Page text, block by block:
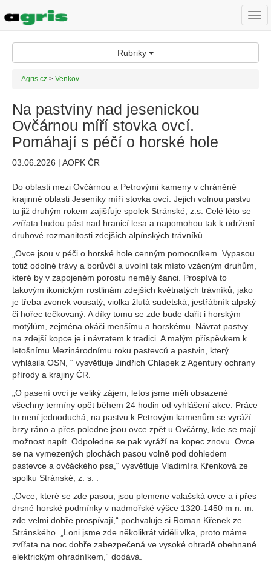
Rubriky
Agris.cz > Venkov
Na pastviny nad jesenickou
Ovčárnou míří stovka ovcí.
Pomáhají s péčí o horské hole
03.06.2026 | AOPK ČR
Do oblasti mezi Ovčárnou a Petrovými kameny v chráněné
krajinné oblasti Jeseníky míří stovka ovcí. Jejich volnou pastvu
tu již druhým rokem zajišťuje spolek Stránské, z.s. Celé léto se
zvířata budou pást nad hranicí lesa a napomohou tak k udržení
druhové rozmanitosti zdejších alpínských trávníků.
„Ovce jsou v péči o horské hole cenným pomocníkem. Vypasou
totiž odolné trávy a borůvčí a uvolní tak místo vzácným druhům,
které by v zapojeném porostu neměly šanci. Prospívá to
takovým ikonickým rostlinám zdejších květnatých trávníků, jako
je třeba zvonek vousatý, violka žlutá sudetská, jestřábník alpský
či hořec tečkovaný. A díky tomu se zde bude dařit i horským
motýlům, zejména okáči menšímu a horskému. Návrat pastvy
na zdejší kopce je i návratem k tradici. A malým příspěvkem k
letošnímu Mezinárodnímu roku pastevců a pastvin, který
vyhlásila OSN, “ vysvětluje Jindřich Chlapek z Agentury ochrany
přírody a krajiny ČR.
„O pasení ovcí je veliký zájem, letos jsme měli obsazené
všechny termíny opět během 24 hodin od vyhlášení akce. Práce
to není jednoduchá, na pastvu k Petrovým kamenům se vyráží
brzy ráno a přes poledne jsou ovce zpět u Ovčárny, kde se mají
možnost napít. Odpoledne se pak vyráží na kopec znovu. Ovce
se na vymezených plochách pasou volně pod dohledem
pastevce a ovčáckého psa,“ vysvětluje Vladimíra Křenková ze
spolku Stránské, z. s. .
„Ovce, které se zde pasou, jsou plemene valašská ovce a i přes
drsné horské podmínky v nadmořské výšce 1320-1450 m n. m.
zde velmi dobře prospívají,“ pochvaluje si Roman Křenek ze
Stránského. „Loni jsme zde několikrát viděli vlka, proto máme
zvířata na noc dobře zabezpečená ve vysoké ohradě obehnané
elektrickým ohradníkem,“ dodává.